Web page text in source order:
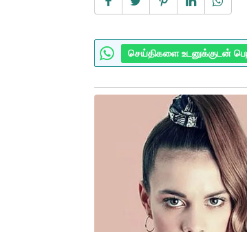
செய்திகளை உடனுக்குடன்